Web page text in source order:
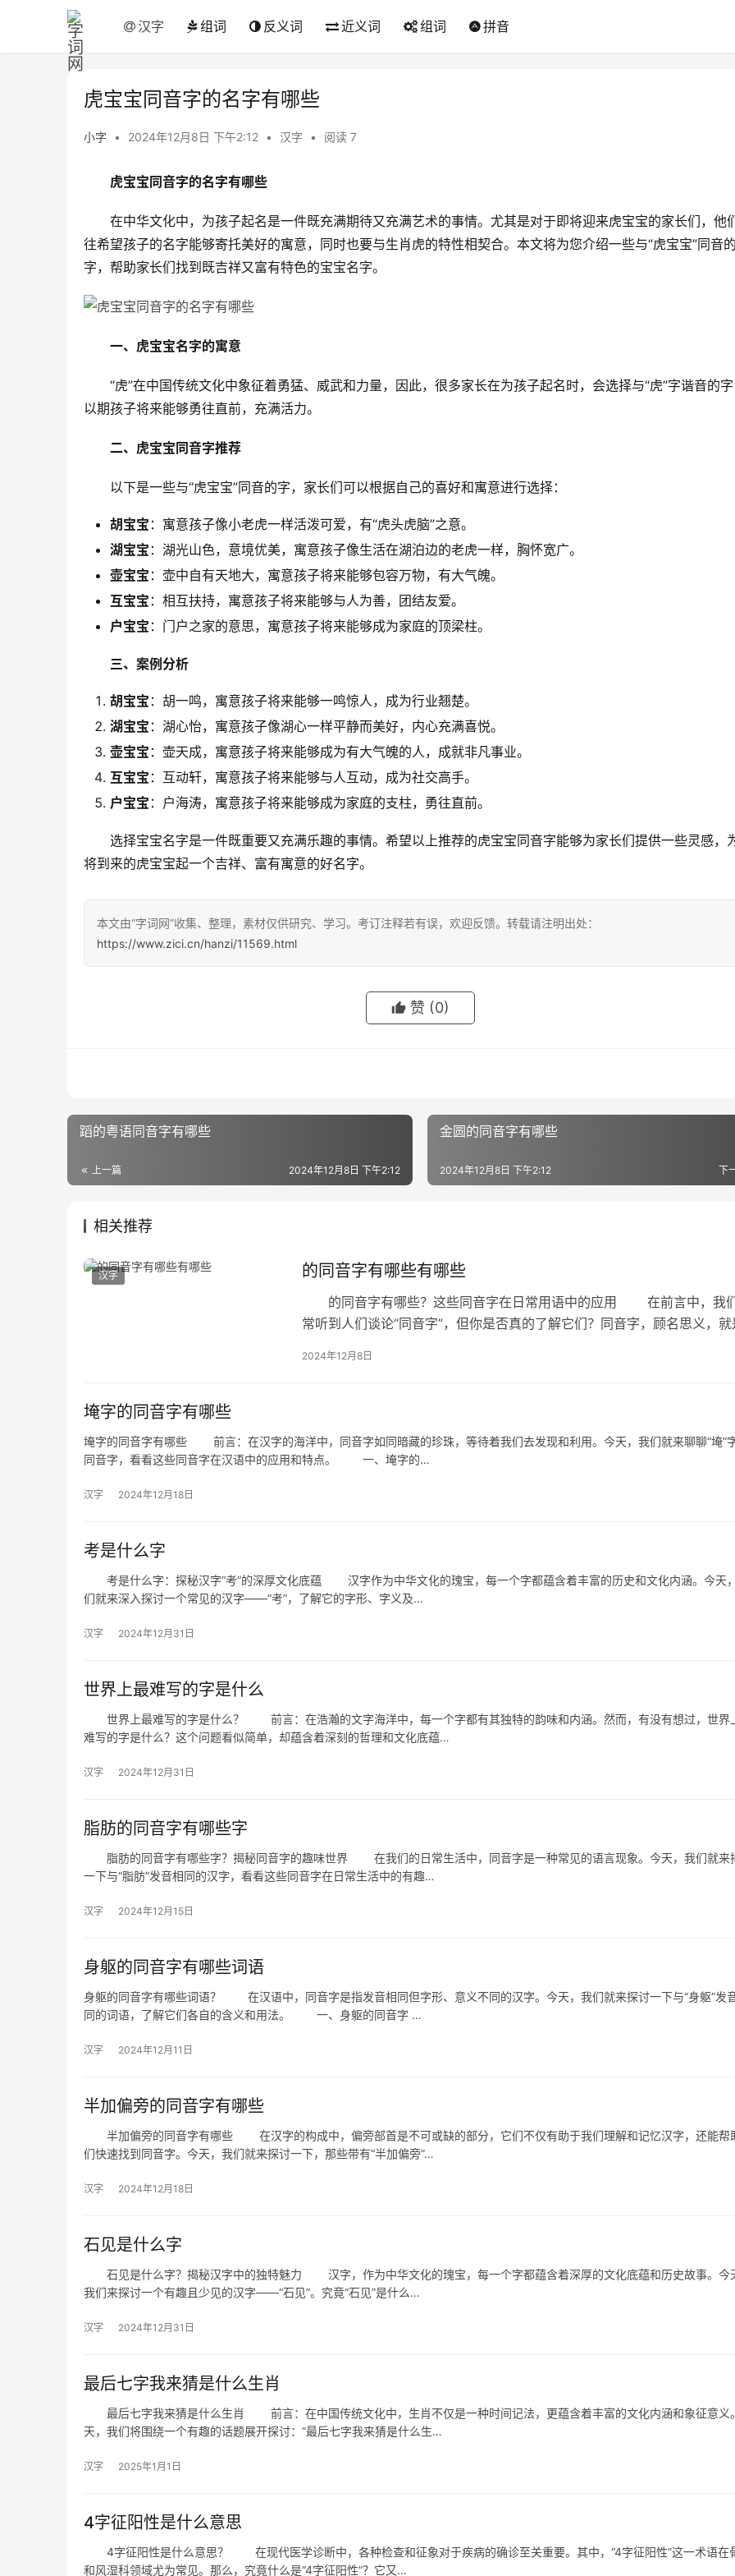
汉字 组词 反义词 近义词 组词 拼音
虎宝宝同音字的名字有哪些
小字 • 2024年12月8日 下午2:12 • 汉字 • 阅读 7
虎宝宝同音字的名字有哪些
在中华文化中，为孩子起名是一件既充满期待又充满艺术的事情。尤其是对于即将迎来虎宝宝的家长们，他
往希望孩子的名字能够寄托美好的寓意，同时也要与生肖虎的特性相契合。本文将为您介绍一些与“虎宝宝”同音
字，帮助家长们找到既吉祥又富有特色的宝宝名字。
一、虎宝宝名字的寓意
“虎”在中国传统文化中象征着勇猛、威武和力量，因此，很多家长在为孩子起名时，会选择与“虎”字谐音的
以期孩子将来能够勇往直前，充满活力。
二、虎宝宝同音字推荐
以下是一些与“虎宝宝”同音的字，家长们可以根据自己的喜好和寓意进行选择：
胡宝宝 ：寓意孩子像小老虎一样活泼可爱，有“虎头虎脑”之意。
湖宝宝 ：湖光山色，意境优美，寓意孩子像生活在湖泊边的老虎一样，胸怀宽广。
壶宝宝 ：壶中自有天地大，寓意孩子将来能够包容万物，有大气魄。
互宝宝 ：相互扶持，寓意孩子将来能够与人为善，团结友爱。
户宝宝 ：门户之家的意思，寓意孩子将来能够成为家庭的顶梁柱。
三、案例分析
胡宝宝 ：胡一鸣，寓意孩子将来能够一鸣惊人，成为行业翘楚。
湖宝宝 ：湖心怡，寓意孩子像湖心一样平静而美好，内心充满喜悦。
壶宝宝 ：壶天成，寓意孩子将来能够成为有大气魄的人，成就非凡事业。
互宝宝 ：互动轩，寓意孩子将来能够与人互动，成为社交高手。
户宝宝 ：户海涛，寓意孩子将来能够成为家庭的支柱，勇往直前。
选择宝宝名字是一件既重要又充满乐趣的事情。希望以上推荐的虎宝宝同音字能够为家长们提供一些灵感，
将到来的虎宝宝起一个吉祥、富有寓意的好名字。
本文由“字词网”收集、整理，素材仅供研究、学习。考订注释若有误，欢迎反馈。转载请注明出处：
https://www.zici.cn/hanzi/11569.html
赞 (0)
蹈的粤语同音字有哪些
上一篇 2024年12月8日 下午2:12
金圆的同音字有哪些
下
2024年12月8日 下午2:12
相关推荐
汉字 的同音字有哪些有哪些
的同音字有哪些？这些同音字在日常用语中的应用 在前言中，我
常听到人们谈论“同音字”，但你是否真的了解它们？同音字，顾名思义，就
2024年12月8日
埯字的同音字有哪些
埯字的同音字有哪些 前言：在汉字的海洋中，同音字如同暗藏的珍珠，等待着我们去发现和利用。今天，我们就来聊聊“埯”
同音字，看看这些同音字在汉语中的应用和特点。 一、埯字的…
汉字 2024年12月18日
考是什么字
考是什么字：探秘汉字“考”的深厚文化底蕴 汉字作为中华文化的瑰宝，每一个字都蕴含着丰富的历史和文化内涵。今天
们就来深入探讨一个常见的汉字——“考”，了解它的字形、字义及…
汉字 2024年12月31日
世界上最难写的字是什么
世界上最难写的字是什么？ 前言：在浩瀚的文字海洋中，每一个字都有其独特的韵味和内涵。然而，有没有想过，世界
难写的字是什么？这个问题看似简单，却蕴含着深刻的哲理和文化底蕴…
汉字 2024年12月31日
脂肪的同音字有哪些字
脂肪的同音字有哪些字？揭秘同音字的趣味世界 在我们的日常生活中，同音字是一种常见的语言现象。今天，我们就来
一下与“脂肪”发音相同的汉字，看看这些同音字在日常生活中的有趣…
汉字 2024年12月15日
身躯的同音字有哪些词语
身躯的同音字有哪些词语？ 在汉语中，同音字是指发音相同但字形、意义不同的汉字。今天，我们就来探讨一下与“身躯”发
同的词语，了解它们各自的含义和用法。 一、身躯的同音字 …
汉字 2024年12月11日
半加偏旁的同音字有哪些
半加偏旁的同音字有哪些 在汉字的构成中，偏旁部首是不可或缺的部分，它们不仅有助于我们理解和记忆汉字，还能帮
们快速找到同音字。今天，我们就来探讨一下，那些带有“半加偏旁”…
汉字 2024年12月18日
石见是什么字
石见是什么字？揭秘汉字中的独特魅力 汉字，作为中华文化的瑰宝，每一个字都蕴含着深厚的文化底蕴和历史故事。今
我们来探讨一个有趣且少见的汉字——“石见”。究竟“石见”是什么…
汉字 2024年12月31日
最后七字我来猜是什么生肖
最后七字我来猜是什么生肖 前言：在中国传统文化中，生肖不仅是一种时间记法，更蕴含着丰富的文化内涵和象征意义
天，我们将围绕一个有趣的话题展开探讨：“最后七字我来猜是什么生…
汉字 2025年1月1日
4字征阳性是什么意思
4字征阳性是什么意思？ 在现代医学诊断中，各种检查和征象对于疾病的确诊至关重要。其中，“4字征阳性”这一术语在
和风湿科领域尤为常见。那么，究竟什么是“4字征阳性”？它又…